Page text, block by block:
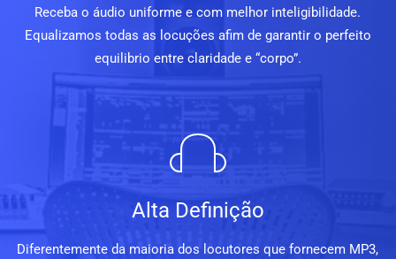
Receba o áudio uniforme e com melhor inteligibilidade.
Equalizamos todas as locuções afim de garantir o perfeito
equilibrio entre claridade e “corpo”.
Alta Definição
Diferentemente da maioria dos locutores que fornecem MP3,